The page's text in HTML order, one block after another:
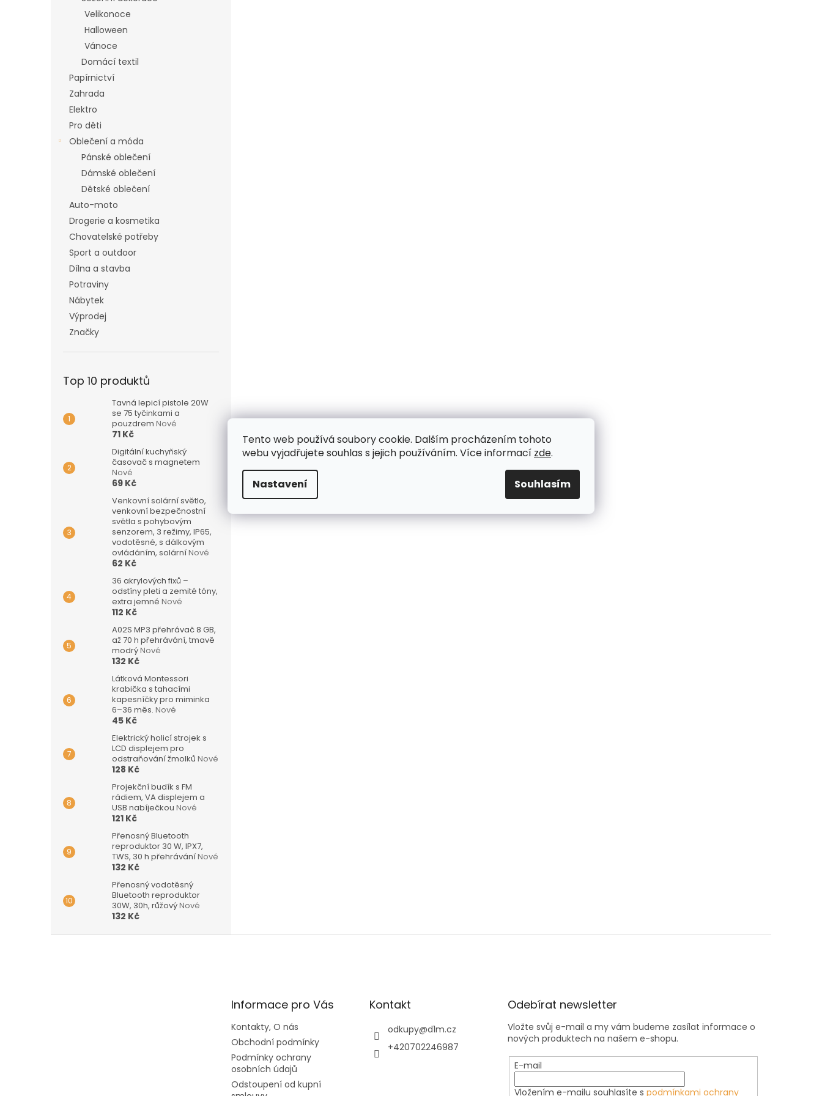
Tento web používá soubory cookie. Dalším procházením tohoto
webu vyjadřujete souhlas s jejich používáním. Více informací zde.
Nastavení Souhlasím
Velikonoce
Halloween
Vánoce
Domácí textil
Papírnictví
Zahrada
Elektro
Pro děti
Oblečení a móda
Pánské oblečení
Dámské oblečení
Dětské oblečení
Auto-moto
Drogerie a kosmetika
Chovatelské potřeby
Sport a outdoor
Dílna a stavba
Potraviny
Nábytek
Výprodej
Značky
Top 10 produktů
Tavná lepicí pistole 20W
se 75 tyčinkami a
pouzdrem Nové
71 Kč
Digitální kuchyňský
časovač s magnetem
Nové
69 Kč
Venkovní solární světlo,
venkovní bezpečnostní
světla s pohybovým
senzorem, 3 režimy, IP65,
vodotěsné, s dálkovým
ovládáním, solárníNové
62 Kč
36 akrylových fixů –
odstíny pleti a zemité tóny,
extra jemné Nové
112 Kč
A02S MP3 přehrávač 8 GB,
až 70 h přehrávání, tmavě
modrýNové
132 Kč
Látková Montessori
krabička s tahacími
kapesníčky pro miminka
6–36 měs. Nové
45 Kč
Elektrický holicí strojek s
LCD displejem pro
odstraňování žmolků Nové
128 Kč
Projekční budík s FM
rádiem, VA displejem a
USB nabíječkou Nové
121 Kč
Přenosný Bluetooth
reproduktor 30 W, IPX7,
TWS, 30 h přehráváníNové
132 Kč
Přenosný vodotěsný
Bluetooth reproduktor
30W, 30h, růžovýNové
132 Kč
Informace pro Vás
Kontakty, O nás
Obchodní podmínky
Podmínky ochrany
osobních údajů
Odstoupení od kupní
Kontakt
odkupy@d1m.cz
+420702246987
Odebírat newsletter
Vložte svůj e-mail a my vám budeme zasílat informace o
nových produktech na našem e-shopu.
E-mail
Vložením e-mailu souhlasíte spodmínkami ochrany